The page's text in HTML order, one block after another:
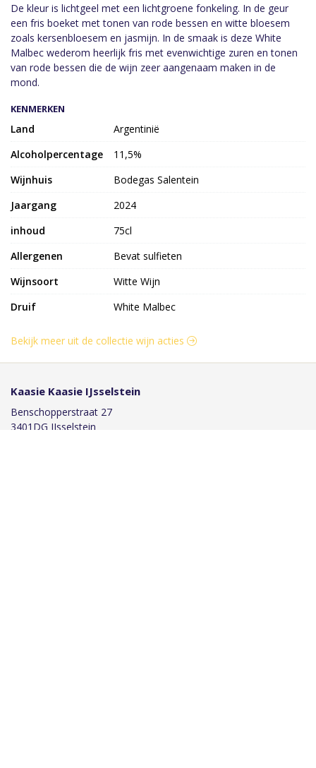
De kleur is lichtgeel met een lichtgroene fonkeling. In de geur
een fris boeket met tonen van rode bessen en witte bloesem
zoals kersenbloesem en jasmijn. In de smaak is deze White
Malbec wederom heerlijk fris met evenwichtige zuren en tonen
van rode bessen die de wijn zeer aangenaam maken in de
mond.
KENMERKEN
Land
Argentinië
Alcoholpercentage
11,5%
Wijnhuis
Bodegas Salentein
Jaargang
2024
inhoud
75cl
Allergenen
Bevat sulfieten
Wijnsoort
Witte Wijn
Druif
White Malbec
Bekijk meer uit de collectie wijn acties
Kaasie Kaasie IJsselstein
Benschopperstraat 27
3401DG IJsselstein